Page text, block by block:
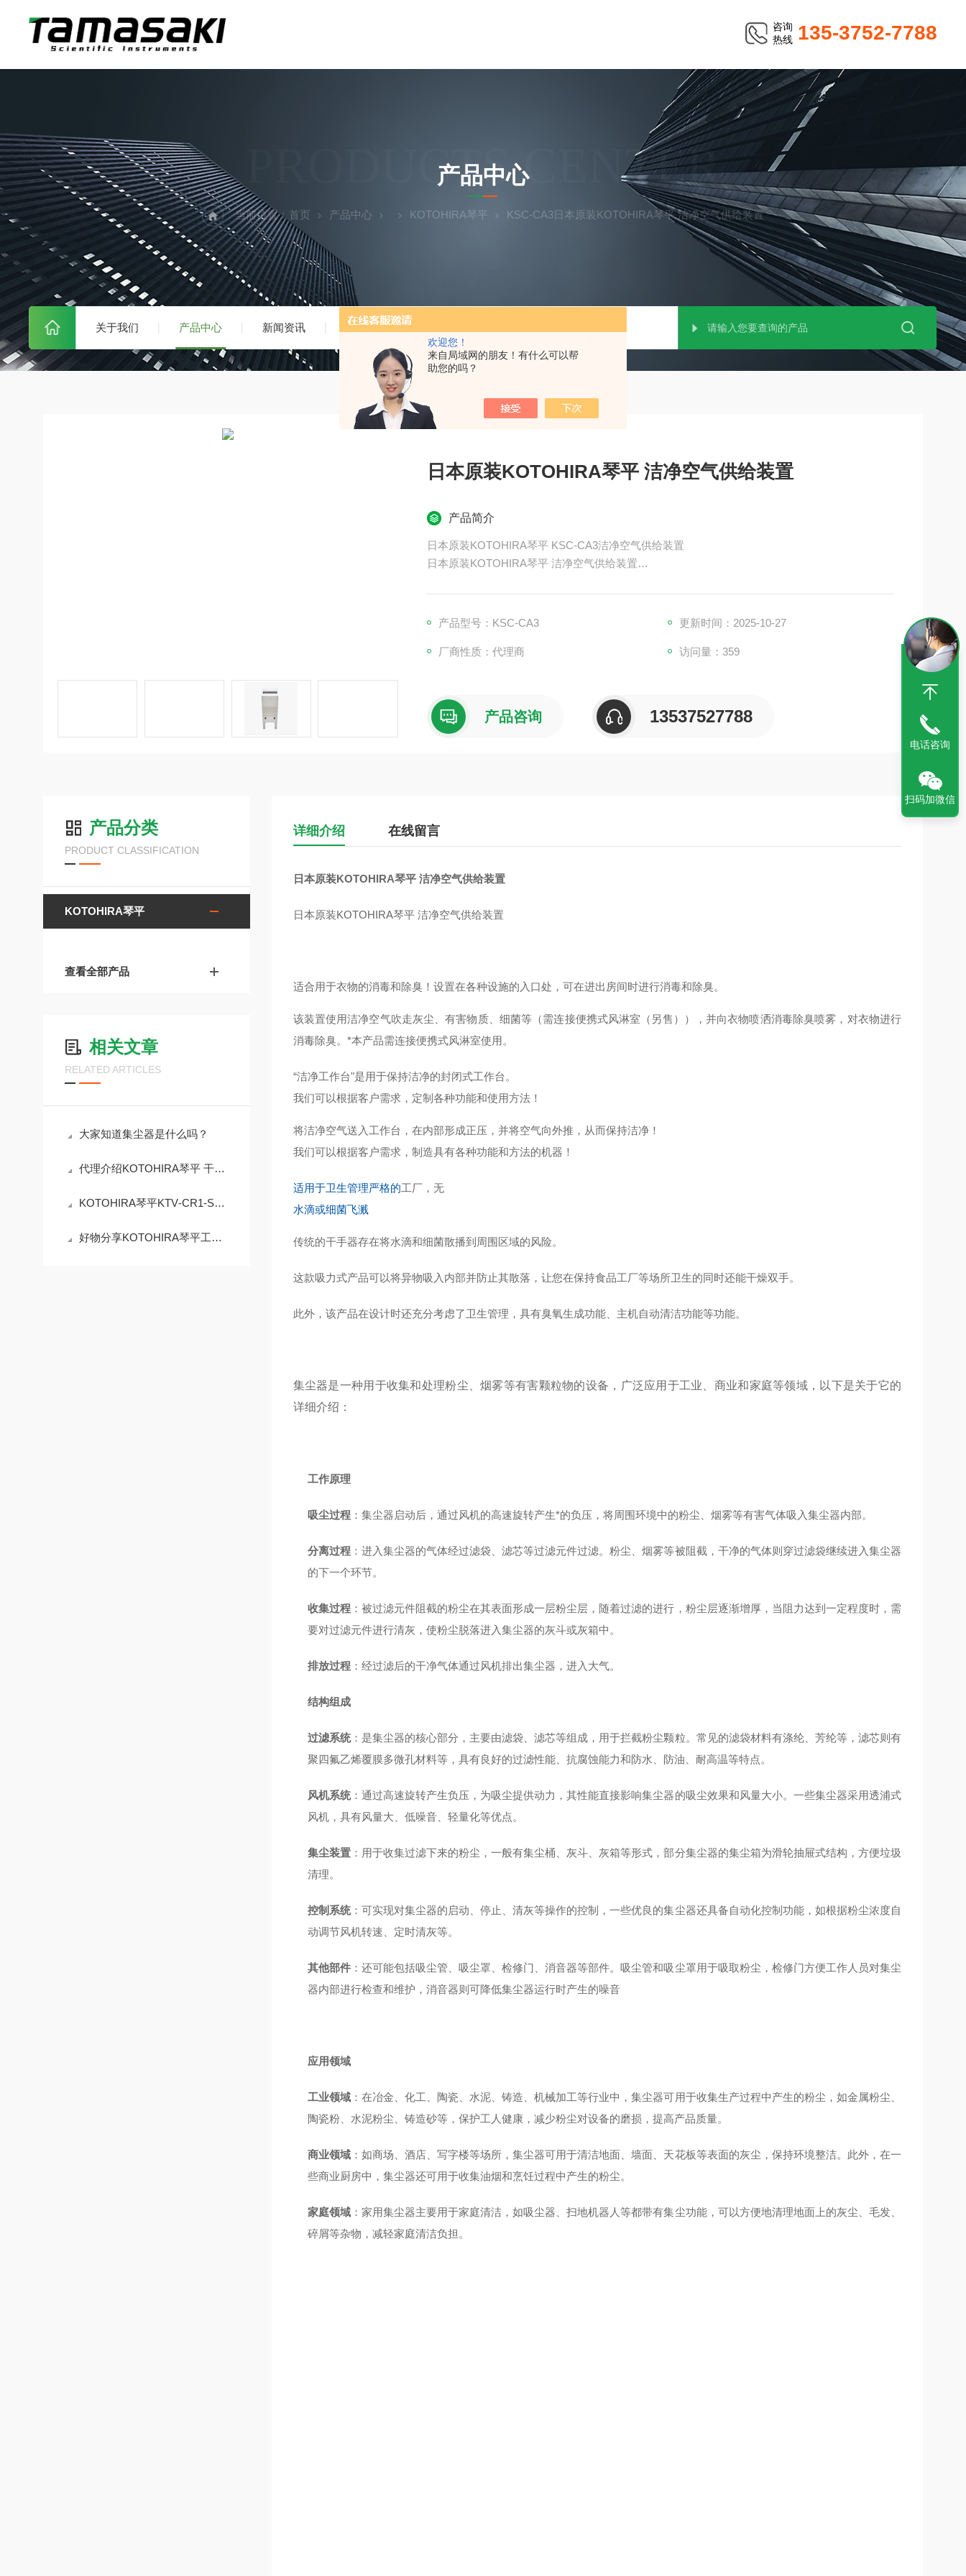
欢迎您！
来自局域网的朋友！有什么可以帮
助您的吗？
咨询
热线 135-3752-7788
关于我们 产品中心 新闻资讯 技术文章
PRODUCTS CENTER
产品中心
当前位置： 首页 产品中心 KOTOHIRA琴平 KSC-CA3日本原装KOTOHIRA琴平 洁净空气供给装置
日本原装KOTOHIRA琴平 洁净空气供给装置
产品简介
日本原装KOTOHIRA琴平 KSC-CA3洁净空气供给装置
日本原装KOTOHIRA琴平 洁净空气供给装置
产品型号：KSC-CA3
更新时间：2025-10-27
厂商性质：代理商 访问量：359
产品咨询 13537527788
产品分类
PRODUCT CLASSIFICATION
KOTOHIRA琴平
查看全部产品
相关文章
RELATED ARTICLES
大家知道集尘器是什么吗？
代理介绍KOTOHIRA琴平 干式鞋底与车轮清洁系统KPG-IGO55
KOTOHIRA琴平KTV‑CR1‑SUS工业吸尘器的优势是什么？
好物分享KOTOHIRA琴平工业KDC-C06洁净室专用除尘器
详细介绍 在线留言
日本原装KOTOHIRA琴平 洁净空气供给装置
日本原装KOTOHIRA琴平 洁净空气供给装置
适合用于衣物的消毒和除臭！设置在各种设施的入口处，可在进出房间时进行消毒和除臭。
该装置使用洁净空气吹走灰尘、有害物质、细菌等（需连接便携式风淋室（另售）），并向衣物喷洒消毒除臭喷雾，对衣物进行
消毒除臭。*本产品需连接便携式风淋室使用。
“洁净工作台"是用于保持洁净的封闭式工作台。
我们可以根据客户需求，定制各种功能和使用方法！
将洁净空气送入工作台，在内部形成正压，并将空气向外推，从而保持洁净！
我们可以根据客户需求，制造具有各种功能和方法的机器！
适用于卫生管理严格的工厂， 无
水滴或细菌飞溅
传统的干手器存在将水滴和细菌散播到周围区域的风险。
这款吸力式产品可以将异物吸入内部并防止其散落，让您在保持食品工厂等场所卫生的同时还能干燥双手。
此外，该产品在设计时还充分考虑了卫生管理，具有臭氧生成功能、主机自动清洁功能等功能。
集尘器是一种用于收集和处理粉尘、烟雾等有害颗粒物的设备，广泛应用于工业、商业和家庭等领域，以下是关于它的
详细介绍：
工作原理
吸尘过程：集尘器启动后，通过风机的高速旋转产生*的负压，将周围环境中的粉尘、烟雾等有害气体吸入集尘器内部。
分离过程：进入集尘器的气体经过滤袋、滤芯等过滤元件过滤。粉尘、烟雾等被阻截，干净的气体则穿过滤袋继续进入集尘器
的下一个环节。
收集过程：被过滤元件阻截的粉尘在其表面形成一层粉尘层，随着过滤的进行，粉尘层逐渐增厚，当阻力达到一定程度时，需
要对过滤元件进行清灰，使粉尘脱落进入集尘器的灰斗或灰箱中。
排放过程：经过滤后的干净气体通过风机排出集尘器，进入大气。
结构组成
过滤系统：是集尘器的核心部分，主要由滤袋、滤芯等组成，用于拦截粉尘颗粒。常见的滤袋材料有涤纶、芳纶等，滤芯则有
聚四氟乙烯覆膜多微孔材料等，具有良好的过滤性能、抗腐蚀能力和防水、防油、耐高温等特点。
风机系统：通过高速旋转产生负压，为吸尘提供动力，其性能直接影响集尘器的吸尘效果和风量大小。一些集尘器采用透浦式
风机，具有风量大、低噪音、轻量化等优点。
集尘装置：用于收集过滤下来的粉尘，一般有集尘桶、灰斗、灰箱等形式，部分集尘器的集尘箱为滑轮抽屉式结构，方便垃圾
清理。
控制系统：可实现对集尘器的启动、停止、清灰等操作的控制，一些优良的集尘器还具备自动化控制功能，如根据粉尘浓度自
动调节风机转速、定时清灰等。
其他部件：还可能包括吸尘管、吸尘罩、检修门、消音器等部件。吸尘管和吸尘罩用于吸取粉尘，检修门方便工作人员对集尘
器内部进行检查和维护，消音器则可降低集尘器运行时产生的噪音
应用领域
工业领域：在冶金、化工、陶瓷、水泥、铸造、机械加工等行业中，集尘器可用于收集生产过程中产生的粉尘，如金属粉尘、
陶瓷粉、水泥粉尘、铸造砂等，保护工人健康，减少粉尘对设备的磨损，提高产品质量。
商业领域：如商场、酒店、写字楼等场所，集尘器可用于清洁地面、墙面、天花板等表面的灰尘，保持环境整洁。此外，在一
些商业厨房中，集尘器还可用于收集油烟和烹饪过程中产生的粉尘。
家庭领域：家用集尘器主要用于家庭清洁，如吸尘器、扫地机器人等都带有集尘功能，可以方便地清理地面上的灰尘、毛发、
碎屑等杂物，减轻家庭清洁负担。
电话咨询
扫码加微信